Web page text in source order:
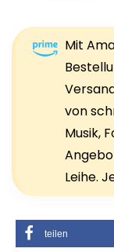
Mit
von
Musik,
Leihe.
teilen